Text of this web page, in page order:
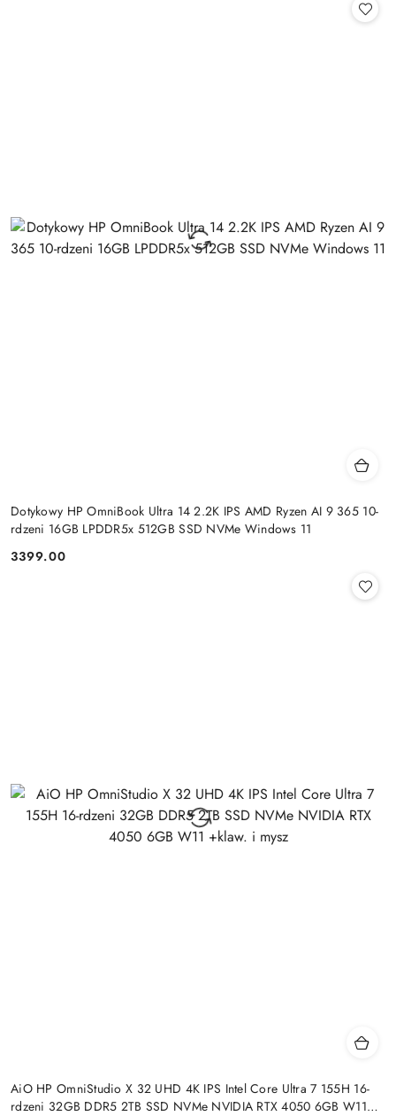
Dotykowy HP OmniBook Ultra 14 2.2K IPS AMD Ryzen AI 9 365 10-
rdzeni 16GB LPDDR5x 512GB SSD NVMe Windows 11
Cena:
3399.00
AiO HP OmniStudio X 32 UHD 4K IPS Intel Core Ultra 7 155H 16-
rdzeni 32GB DDR5 2TB SSD NVMe NVIDIA RTX 4050 6GB W11